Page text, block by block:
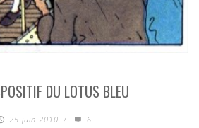
DU LOTUS BLEU
25 juin 2010 / 6